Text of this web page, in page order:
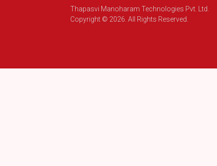
Thapasvi Manoharam Technologies Pvt. Ltd.
Copyright © 2026. All Rights Reserved.